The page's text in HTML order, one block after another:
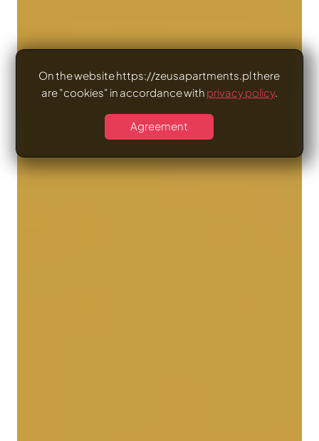
On the website https://zeusapartments.pl there
are "cookies" in accordance with privacy policy.
Agreement